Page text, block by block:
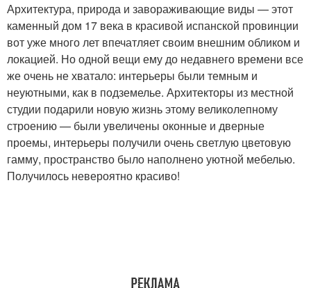
Архитектура, природа и завораживающие виды — этот
каменный дом 17 века в красивой испанской провинции
вот уже много лет впечатляет своим внешним обликом и
локацией. Но одной вещи ему до недавнего времени все
же очень не хватало: интерьеры были темным и
неуютными, как в подземелье. Архитекторы из местной
студии подарили новую жизнь этому великолепному
строению — были увеличены оконные и дверные
проемы, интерьеры получили очень светлую цветовую
гамму, пространство было наполнено уютной мебелью.
Получилось невероятно красиво!